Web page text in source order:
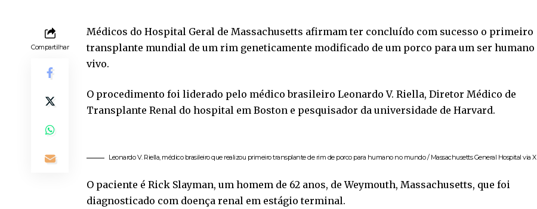
Compartilhar
Médicos do Hospital Geral de Massachusetts afirmam ter concluído com sucesso o primeiro
transplante mundial de um rim geneticamente modificado de um porco para um ser humano
vivo.
O procedimento foi liderado pelo médico brasileiro Leonardo V. Riella, Diretor Médico de
Transplante Renal do hospital em Boston e pesquisador da universidade de Harvard.
Leonardo V. Riella, médico brasileiro que realizou primeiro transplante de rim de porco para humano no mundo / Massachusetts General Hospital via X
O paciente é Rick Slayman, um homem de 62 anos, de Weymouth, Massachusetts, que foi
diagnosticado com doença renal em estágio terminal.